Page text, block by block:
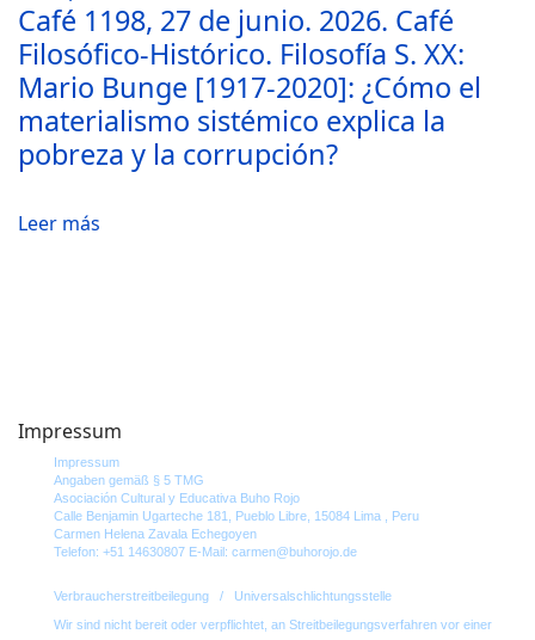
Café 1198, 27 de junio. 2026. Café
Filosófico-Histórico. Filosofía S. XX:
Mario Bunge [1917-2020]: ¿Cómo el
materialismo sistémico explica la
pobreza y la corrupción?
Leer más
Impressum
Impressum
Angaben gemäß § 5 TMG
Asociación Cultural y Educativa Buho Rojo
Calle Benjamin Ugarteche 181,
Pueblo Libre, 15084 Lima ,
Peru
Carmen Helena Zavala Echegoyen
Telefon: +51 14630807 E-Mail: carmen@buhorojo.de
Verbraucher­streit­beilegung / Universal­schlichtungs­stelle
Wir sind nicht bereit oder verpflichtet, an Streitbeilegungsverfahren vor einer